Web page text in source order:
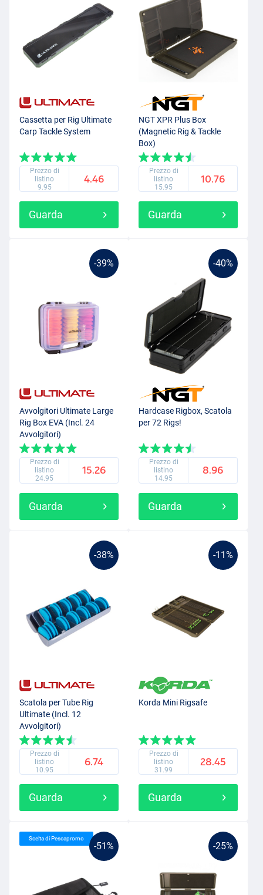
Cassetta per Rig Ultimate
Carp Tackle System
Prezzo di
listino
9.95
4.46
Guarda
NGT XPR Plus Box
(Magnetic Rig & Tackle
Box)
Prezzo di
listino
15.95
10.76
Guarda
-39%
Avvolgitori Ultimate Large
Rig Box EVA (Incl. 24
Avvolgitori)
Prezzo di
listino
24.95
15.26
Guarda
-40%
Hardcase Rigbox, Scatola
per 72 Rigs!
Prezzo di
listino
14.95
8.96
Guarda
-38%
Scatola per Tube Rig
Ultimate (Incl. 12
Avvolgitori)
Prezzo di
listino
10.95
6.74
Guarda
-11%
Korda Mini Rigsafe
Prezzo di
listino
31.99
28.45
Guarda
-51%
Scelta di Pescapromo
-25%